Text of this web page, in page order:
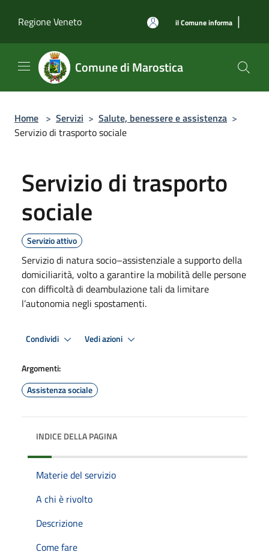
Regione Veneto
il Comune informa |
Comune di Marostica
Home > Servizi > Salute, benessere e assistenza >
Servizio di trasporto sociale
Servizio di trasporto
sociale
Servizio attivo
Servizio di natura socio–assistenziale a supporto della
domiciliarità, volto a garantire la mobilità delle persone
con difficoltà di deambulazione tali da limitare
l’autonomia negli spostamenti.
Condividi Vedi azioni
Argomenti:
Assistenza sociale
INDICE DELLA PAGINA
Materie del servizio
A chi è rivolto
Descrizione
Come fare